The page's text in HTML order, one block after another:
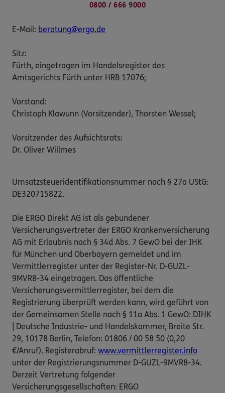
0800 / 666 9000
E-Mail: beratung@ergo.de
Sitz:
Fürth, eingetragen im Handelsregister des
Amtsgerichts Fürth unter HRB 17076;
Vorstand:
Christoph Klawunn (Vorsitzender), Thorsten Wessel;
Vorsitzender des Aufsichtsrats:
Dr. Oliver Willmes
Umsatzsteueridentifikationsnummer nach § 27a UStG:
DE320715822.
Die ERGO Direkt AG ist als gebundener
Versicherungsvertreter der ERGO Krankenversicherung
AG mit Erlaubnis nach § 34d Abs. 7 GewO bei der IHK
für München und Oberbayern gemeldet und im
Vermittlerregister unter der Register-Nr. D-GUZL-
9MVR8-34 eingetragen. Das öffentliche
Versicherungsvermittlerregister, bei dem die
Registrierung überprüft werden kann, wird geführt von
der Gemeinsamen Stelle nach § 11a Abs. 1 GewO: DIHK
| Deutsche Industrie- und Handelskammer, Breite Str.
29, 10178 Berlin, Telefon: 01806 / 00 58 50 (0,20
€/Anruf). Registerabruf: www.vermittlerregister.info
unter der Registrierungsnummer D-GUZL-9MVR8-34.
Derzeit Vertretung folgender
Versicherungsgesellschaften: ERGO